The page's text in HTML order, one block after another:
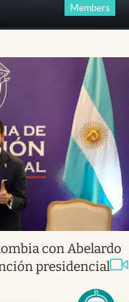
Members
con Abelardo
presidencial